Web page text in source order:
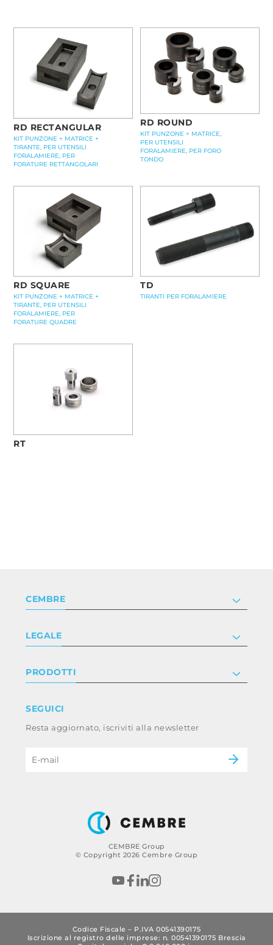
RD RECTANGULAR
KIT PUNZONE + MATRICE +
TIRANTE, PER UTENSILI
FORALAMIERE, PER
FORATURE RETTANGOLARI
RD ROUND
KIT PUNZONE + MATRICE,
PER UTENSILI
FORALAMIERE, PER FORO
TONDO
RD SQUARE
KIT PUNZONE + MATRICE +
TIRANTE, PER UTENSILI
FORALAMIERE, PER
FORATURE QUADRE
TD
TIRANTI PER FORALAMIERE
RT
CEMBRE Group
© Copyright 2026 Cembre Group
CEMBRE
Certificazioni
Lavora con noi
LEGALE
Termini e condizioni
Whistleblowing
Codice etico e policy anticorruzione del
PRODOTTI
Power & utilities
B2B Disclaimer
SEGUICI
Resta aggiornato, iscriviti alla newsletter
Codice Fiscale – P.IVA 00541390175
Iscrizione al registro delle imprese: n. 00541390175 Brescia